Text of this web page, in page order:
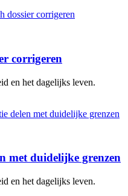
corrigeren
en het dagelijks leven.
met duidelijke grenzen
en het dagelijks leven.